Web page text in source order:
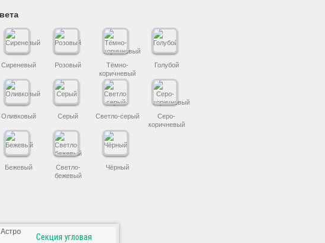
Сиреневый Розовый
Тёмно-
коричневый
Голубой
Оливковый Серый Светло-серый
Серо-
коричневый
Бежевый
Светло-
бежевый
Чёрный
Секция угловая